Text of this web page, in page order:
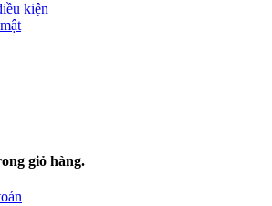
kiện
giỏ hàng.